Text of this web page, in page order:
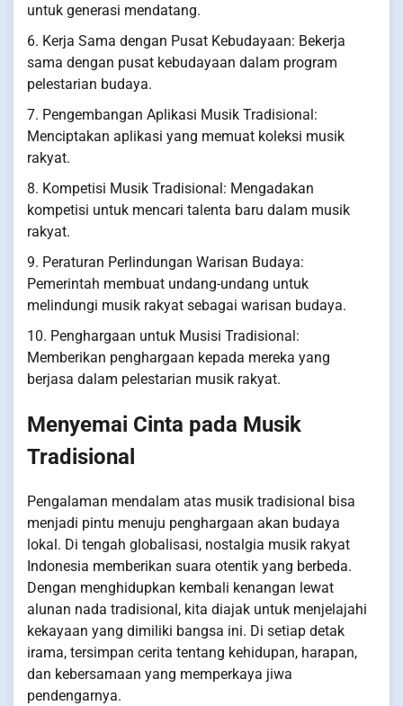
untuk generasi mendatang.
6. Kerja Sama dengan Pusat Kebudayaan: Bekerja
sama dengan pusat kebudayaan dalam program
pelestarian budaya.
7. Pengembangan Aplikasi Musik Tradisional:
Menciptakan aplikasi yang memuat koleksi musik
rakyat.
8. Kompetisi Musik Tradisional: Mengadakan
kompetisi untuk mencari talenta baru dalam musik
rakyat.
9. Peraturan Perlindungan Warisan Budaya:
Pemerintah membuat undang-undang untuk
melindungi musik rakyat sebagai warisan budaya.
10. Penghargaan untuk Musisi Tradisional:
Memberikan penghargaan kepada mereka yang
berjasa dalam pelestarian musik rakyat.
Menyemai Cinta pada Musik
Tradisional
Pengalaman mendalam atas musik tradisional bisa
menjadi pintu menuju penghargaan akan budaya
lokal. Di tengah globalisasi, nostalgia musik rakyat
Indonesia memberikan suara otentik yang berbeda.
Dengan menghidupkan kembali kenangan lewat
alunan nada tradisional, kita diajak untuk menjelajahi
kekayaan yang dimiliki bangsa ini. Di setiap detak
irama, tersimpan cerita tentang kehidupan, harapan,
dan kebersamaan yang memperkaya jiwa
pendengarnya.